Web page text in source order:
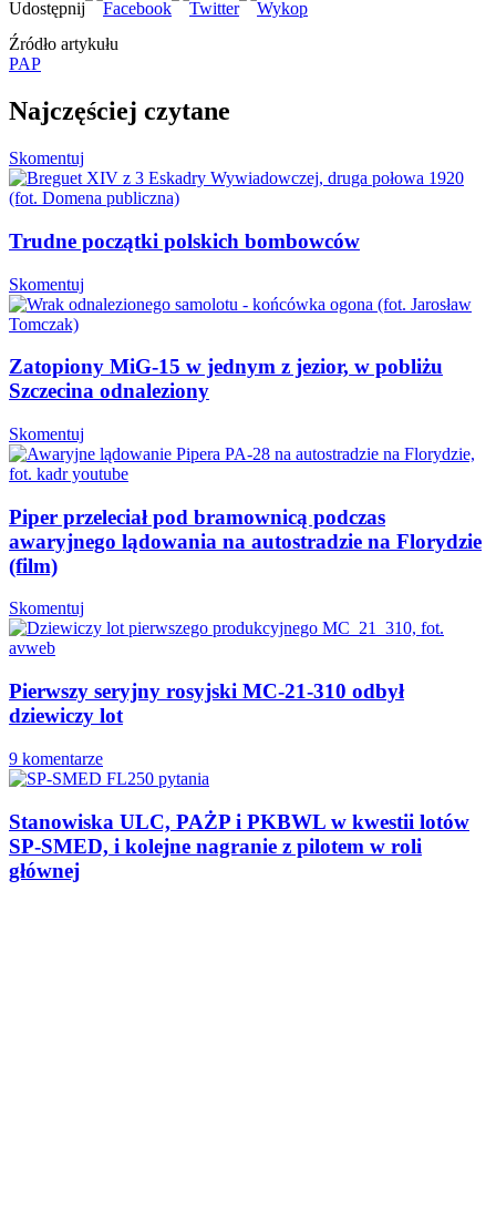
Źródło artykułu
PAP
Najczęściej czytane
Skomentuj
Trudne początki polskich bombowców
Skomentuj
Zatopiony MiG-15 w jednym z jezior, w pobliżu
Szczecina odnaleziony
Skomentuj
Piper przeleciał pod bramownicą podczas
awaryjnego lądowania na autostradzie na Florydzie
(film)
Skomentuj
Pierwszy seryjny rosyjski MC-21-310 odbył
dziewiczy lot
9 komentarze
Stanowiska ULC, PAŻP i PKBWL w kwestii lotów
SP-SMED, i kolejne nagranie z pilotem w roli
głównej